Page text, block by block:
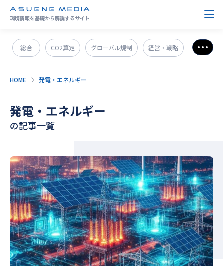
環境情報を基礎から解説するサイト
総合 CO2算定 グローバル規制 経営・戦略
CO2削減 GX人材・スキル
さら
HOME 発電・エネルギー
発電・エネルギー
の記事一覧